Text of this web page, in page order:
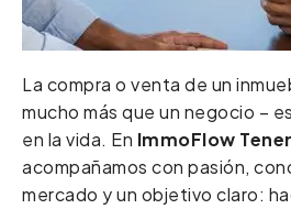
La compra o venta de un
mucho más que un negocio –
en la vida. En ImmoFlow
acompañamos con pasión,
mercado y un objetivo claro: